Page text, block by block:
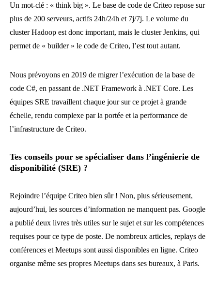
Un mot-clé : « think big ». Le base de code de Criteo repose sur
plus de 200 serveurs, actifs 24h/24h et 7j/7j. Le volume du
cluster Hadoop est donc important, mais le cluster Jenkins, qui
permet de « builder » le code de Criteo, l’est tout autant.
Nous prévoyons en 2019 de migrer l’exécution de la base de
code C#, en passant de .NET Framework à .NET Core. Les
équipes SRE travaillent chaque jour sur ce projet à grande
échelle, rendu complexe par la portée et la performance de
l’infrastructure de Criteo.
Tes conseils pour se spécialiser dans l’ingénierie de
disponibilité (SRE) ?
Rejoindre l’équipe Criteo bien sûr ! Non, plus sérieusement,
aujourd’hui, les sources d’information ne manquent pas. Google
a publié deux livres très utiles sur le sujet et sur les compétences
requises pour ce type de poste. De nombreux articles, replays de
conférences et Meetups sont aussi disponibles en ligne. Criteo
organise même ses propres Meetups dans ses bureaux, à Paris.